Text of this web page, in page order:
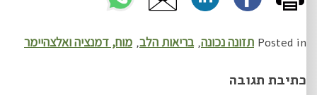
Posted in תזונה נכונה,בריאות הלב,מוח, דמנציה ואלצהיימר
כתיבת תגובה